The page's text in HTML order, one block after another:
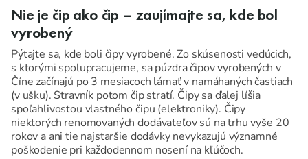
Nie je čip ako čip – zaujímajte sa, kde bol
vyrobený
Pýtajte sa, kde boli čipy vyrobené. Zo skúsenosti vedúcich,
s ktorými spolupracujeme, sa púzdra čipov vyrobených v
Číne začínajú po 3 mesiacoch lámať v namáhaných častiach
(v ušku). Stravník potom čip stratí. Čipy sa ďalej líšia
spoľahlivosťou vlastného čipu (elektroniky). Čipy
niektorých renomovaných dodávateľov sú na trhu vyše 20
rokov a ani tie najstaršie dodávky nevykazujú významné
poškodenie pri každodennom nosení na kľúčoch.